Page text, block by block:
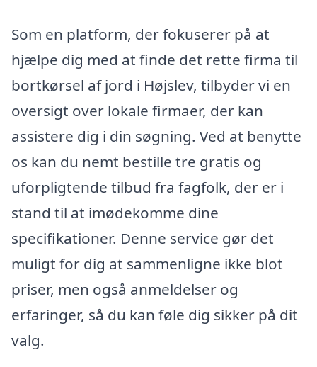
Som en platform, der fokuserer på at
hjælpe dig med at finde det rette firma til
bortkørsel af jord i Højslev, tilbyder vi en
oversigt over lokale firmaer, der kan
assistere dig i din søgning. Ved at benytte
os kan du nemt bestille tre gratis og
uforpligtende tilbud fra fagfolk, der er i
stand til at imødekomme dine
specifikationer. Denne service gør det
muligt for dig at sammenligne ikke blot
priser, men også anmeldelser og
erfaringer, så du kan føle dig sikker på dit
valg.